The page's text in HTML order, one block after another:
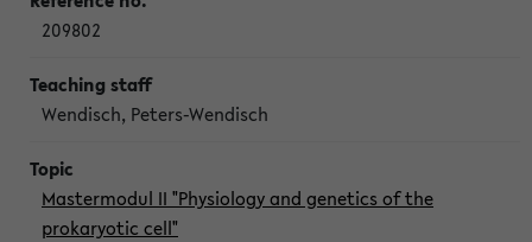
209802
Wendisch, Peters-Wendisch
Mastermodul II "Physiology and genetics of the
prokaryotic cell"